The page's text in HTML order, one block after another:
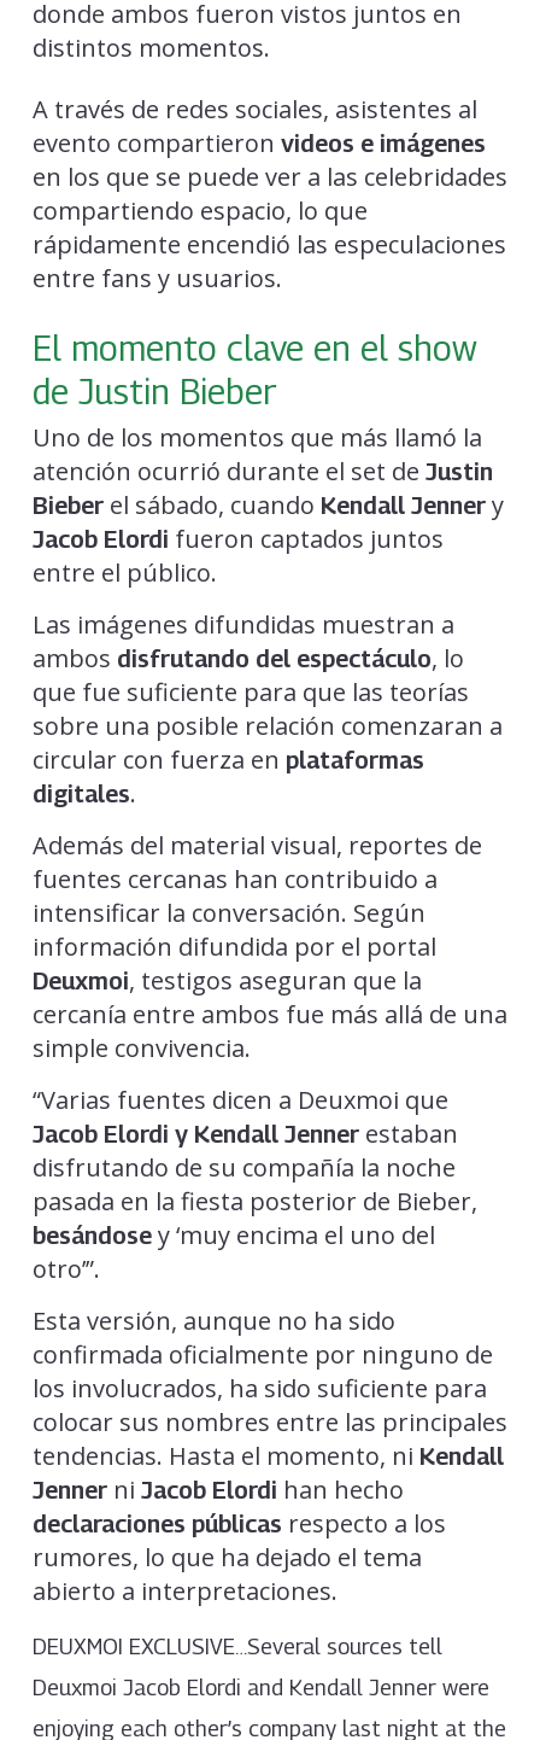
donde ambos fueron vistos juntos en
distintos momentos.
A través de redes sociales, asistentes al
evento compartieron videos e imágenes
en los que se puede ver a las celebridades
compartiendo espacio, lo que
rápidamente encendió las especulaciones
entre fans y usuarios.
El momento clave en el show
de Justin Bieber
Uno de los momentos que más llamó la
atención ocurrió durante el set de Justin
Bieberel sábado, cuando Kendall Jennery
Jacob Elordi fueron captados juntos
entre el público.
Las imágenes difundidas muestran a
ambos disfrutando del espectáculo, lo
que fue suficiente para que las teorías
sobre una posible relación comenzaran a
circular con fuerza en plataformas
digitales.
Además del material visual, reportes de
fuentes cercanas han contribuido a
intensificar la conversación. Según
información difundida por el portal
Deuxmoi, testigos aseguran que la
cercanía entre ambos fue más allá de una
simple convivencia.
“Varias fuentes dicen a Deuxmoi que
Jacob Elordi y Kendall Jenner estaban
disfrutando de su compañía la noche
pasada en la fiesta posterior de Bieber,
besándosey ‘muy encima el uno del
otro’”.
Esta versión, aunque no ha sido
confirmada oficialmente por ninguno de
los involucrados, ha sido suficiente para
colocar sus nombres entre las principales
tendencias. Hasta el momento, ni Kendall
Jennerni Jacob Elordi han hecho
declaraciones públicas respecto a los
rumores, lo que ha dejado el tema
abierto a interpretaciones.
DEUXMOI EXCLUSIVE…Several sources tell
Deuxmoi Jacob Elordi and Kendall Jenner were
enjoying each other’s company last night at the